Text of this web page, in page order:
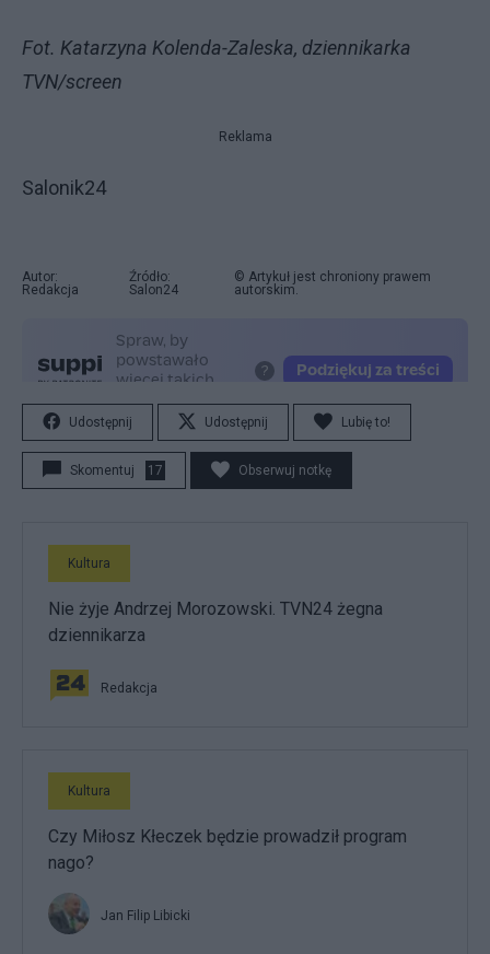
Fot. Katarzyna Kolenda-Zaleska, dziennikarka
TVN/screen
Reklama
Salonik24
Autor:
Redakcja
Źródło:
Salon24
© Artykuł jest chroniony prawem
autorskim.
Udostępnij Udostępnij Lubię to!
Skomentuj 17 Obserwuj notkę
Kultura
Nie żyje Andrzej Morozowski. TVN24 żegna
dziennikarza
Redakcja
Kultura
Czy Miłosz Kłeczek będzie prowadził program
nago?
Jan Filip Libicki